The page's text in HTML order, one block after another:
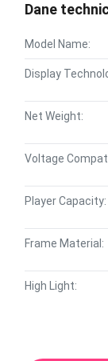
Dane
Model Name:
Display
Net Weight:
Voltage
Player Capacity:
Frame Material:
High Light: